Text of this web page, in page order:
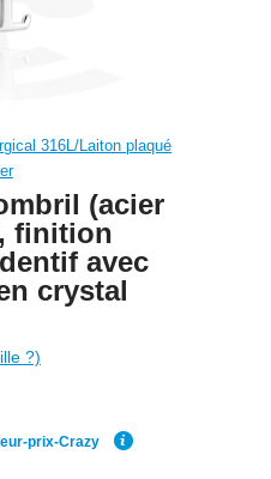
316L/Laiton plaqué
(acier
finition
avec
crystal
?)
prix-Crazy